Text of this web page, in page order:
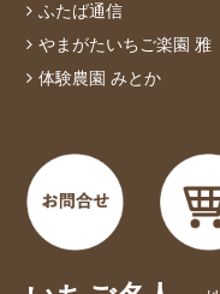
ふたば通信
やまがたいちご楽園 雅
体験農園 みとか